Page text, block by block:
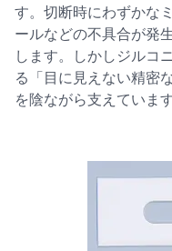
す。切断時にわずかな
ールなどの不具合が発
します。しかしジルコ
る「目に見えない精密
を陰ながら支えています